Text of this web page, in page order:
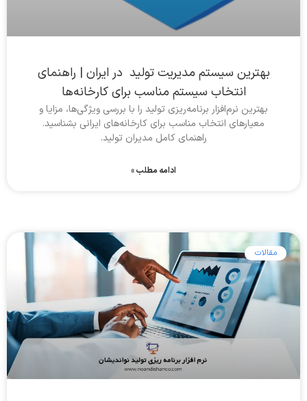
بهترین سیستم مدیریت تولید در ایران | راهنمای
انتخاب سیستم مناسب برای کارخانه‌ها
بهترین نرم‌افزار برنامه‌ریزی تولید را با بررسی ویژگی‌ها، مزایا و
معیارهای انتخاب مناسب برای کارخانه‌های ایرانی بشناسید.
راهنمای کامل مدیران تولید.
ادامه مطلب »
مقالات